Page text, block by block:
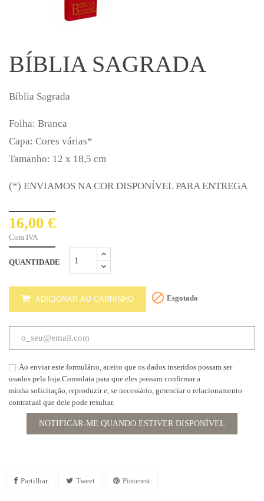
BÍBLIA SAGRADA
Bíblia Sagrada
Folha: Branca
Capa: Cores várias*
Tamanho: 12 x 18,5 cm
(*) ENVIAMOS NA COR DISPONÍVEL PARA ENTREGA
16,00 €
Com IVA
QUANTIDADE
ADICIONAR AO CARRINHO  Esgotado
Ao enviar este formulário, aceito que os dados inseridos possam ser
usados pela loja Consolata para que eles possam confirmar a
minha solicitação, reproduzir e, se necessário, gerenciar o relacionamento
contratual que dele pode resultar.
NOTIFICAR-ME QUANDO ESTIVER DISPONÍVEL
Partilhar Tweet Pinterest